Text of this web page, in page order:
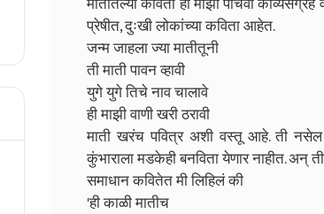
प्रेषीत, दुःखी लोकांच्या कविता आहेत.
जन्म जाहला ज्या मातीतूनी
ती माती पावन व्हावी
युगे युगे तिचे नाव चालावे
ही माझी वाणी खरी ठरावी
माती खरंच पवित्र अशी वस्तू आहे. ती
कुंभाराला मडकेही बनविता येणार नाहीत. अन्
समाधान कवितेत मी लिहिलं की
'ही काळी मातीच